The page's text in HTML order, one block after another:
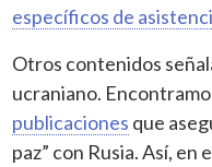
específicos de
Otros contenidos
ucraniano.
publicaciones que
paz” con Rusia. Así, en